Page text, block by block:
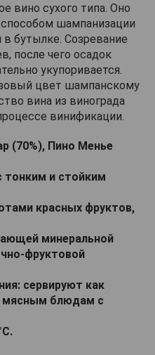
вино сухого типа. Оно
шампанизации
бутылке. Созревание
после чего осадок
укупоривается.
цвет шампанскому
вина из винограда
винификации.
(70%), Пино Менье
тонким и стойким
красных фруктов,
минеральной
фруктовой
сервируют как
мясным блюдам с